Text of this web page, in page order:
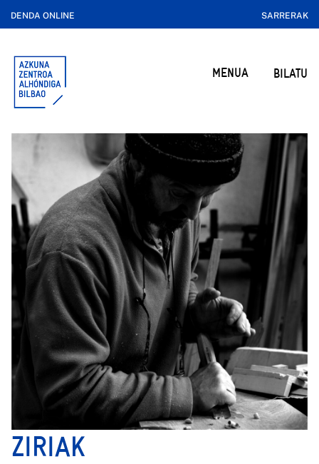
DENDA ONLINE SARRERAK
MENUA BILATU
ZIRIAK